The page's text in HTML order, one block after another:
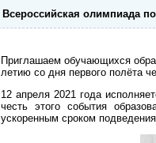
Всероссийская олимпиада
Приглашаем обучающихся
летию со дня первого полёта
12 апреля 2021 года
честь этого события
ускоренным сроком